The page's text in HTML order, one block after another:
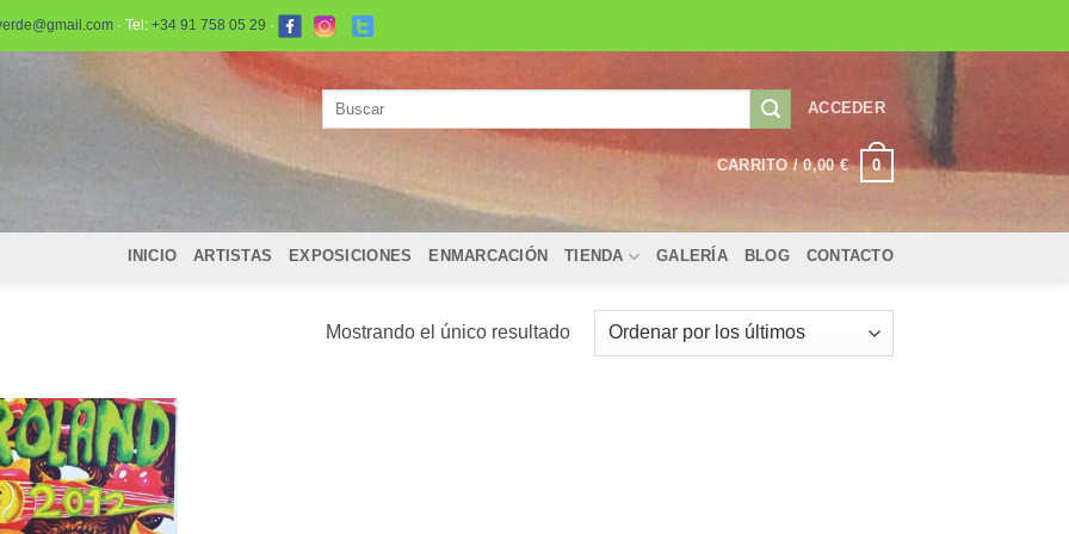
· Tel: +34 91 758 05 29 ·
ACCEDER
CARRITO /0,00€ 0
INICIO ARTISTAS EXPOSICIONES ENMARCACIÓN TIENDA GALERÍA BLOG CONTACTO
Mostrando el único resultado